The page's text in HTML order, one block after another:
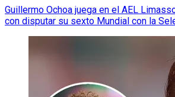
Guillermo Ochoa juega en el AEL
con disputar su sexto Mundial con la